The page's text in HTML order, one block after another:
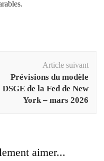
Article suivant
Prévisions du modèle
DSGE de la Fed de New
York – mars 2026
aimer...